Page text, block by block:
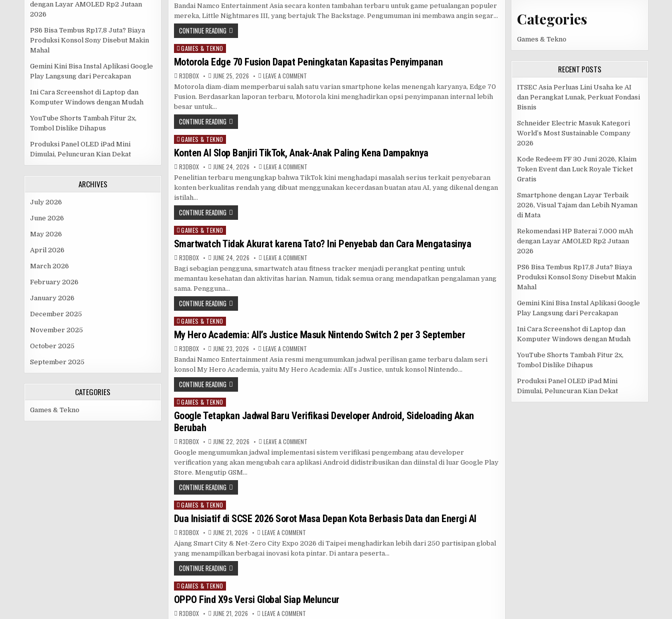
dengan Layar AMOLED Rp2 Jutaan
2026
PS6 Bisa Tembus Rp17,8 Juta? Biaya
Produksi Konsol Sony Disebut Makin
Mahal
Gemini Kini Bisa Instal Aplikasi Google
Play Langsung dari Percakapan
Ini Cara Screenshot di Laptop dan
Komputer Windows dengan Mudah
YouTube Shorts Tambah Fitur 2x,
Tombol Dislike Dihapus
Produksi Panel OLED iPad Mini
Dimulai, Peluncuran Kian Dekat
ARCHIVES
July 2026
June 2026
May 2026
April 2026
March 2026
February 2026
January 2026
December 2025
November 2025
October 2025
September 2025
CATEGORIES
Games & Tekno
NIGHTMARES
III
PUNYA
Bandai Namco Entertainment Asia secara konten tambahan terbaru untuk game petualangan populer
mereka, Little Nightmares III, yang bertajuk The Backstage. Pengumuman ini membawa angin segar…
CONTINUE READING
Posted
in
GAMES & TEKNO
Motorola Edge 70 Fusion Dapat Peningkatan Kapasitas Penyimpanan
R3DB0X JUNE 25, 2026 LEAVE A COMMENTON
EDGE
70
FUSION
Motorola diam-diam memperbarui salah satu varian smartphone kelas menengah karyanya, Edge 70
Fusion. Berdasarkan laporan terbaru, Motorola kini menghadirkan opsi penyimpanan internal lebih
besar untuk…
CONTINUE READING
Posted
in
GAMES & TEKNO
Konten AI Slop Banjiri TikTok, Anak-Anak Paling Kena Dampaknya
R3DB0X JUNE 24, 2026 LEAVE A COMMENTON
AI
BANJIRI
Penelitian terbaru mengungkap bahwa TikTok kini menghadapi masalah serius terkait penyebaran
konten berkualitas rendah yang dibuat menggunakan kecerdasan buatan atau AI, yang dikenal dengan
istilah…
CONTINUE READING
Posted
in
GAMES & TEKNO
Smartwatch Tidak Akurat karena Tato? Ini Penyebab dan Cara Mengatasinya
R3DB0X JUNE 24, 2026 LEAVE A COMMENTON
TIDAK
AKURAT
KARENA
Bagi sebagian pengguna, smartwatch atau fitness tracker menjadi perangkat penting untuk
memantau kesehatan dan aktivitas harian. Namun, tidak semua orang mendapatkan pengalaman yang
sama. Pengguna…
CONTINUE READING
Posted
in
GAMES & TEKNO
My Hero Academia: All’s Justice Masuk Nintendo Switch 2 per 3 September
R3DB0X JUNE 23, 2026 LEAVE A COMMENTON
HERO
ACADEMIA:
ALL’S
3
SEPTEMBER
Bandai Namco Entertainment Asia resmi mengumumkan jadwal perilisan game terbaru dalam seri
konsol My Hero Academia, yaitu My Hero Academia: All’s Justice, untuk konsol Nintendo…
CONTINUE READING
Posted
in
GAMES & TEKNO
Google Tetapkan Jadwal Baru Verifikasi Developer Android, Sideloading Akan
Berubah
R3DB0X JUNE 22, 2026 LEAVE A COMMENTON
TETAPKAN
JADWAL
BARU
Google mengumumkan jadwal implementasi sistem verifikasi pengembang atau developer
verification yang akan mengubah cara aplikasi Android didistribusikan dan diinstal di luar Google Play
Store. Mengutip GSM…
CONTINUE READING
Posted
in
GAMES & TEKNO
Dua Inisiatif di SCSE 2026 Sorot Masa Depan Kota Berbasis Data dan Energi AI
R3DB0X JUNE 21, 2026 LEAVE A COMMENTON
INISIATIF
SCSE
DATA
DAN
ENERGI
Ajang Smart City & Net-Zero City Expo 2026 di Taipei menghadirkan lebih dari 250 partisipan global
yang menampilkan berbagai inovasi kota pintar. Di antara peserta…
CONTINUE READING
Posted
in
GAMES & TEKNO
OPPO Find X9s Versi Global Siap Meluncur
R3DB0X JUNE 21, 2026 LEAVE A COMMENTON
Categories
Games & Tekno
RECENT POSTS
ITSEC Asia Perluas Lini Usaha ke AI
dan Perangkat Lunak, Perkuat Fondasi
Bisnis
Schneider Electric Masuk Kategori
World’s Most Sustainable Company
2026
Kode Redeem FF 30 Juni 2026, Klaim
Token Event dan Luck Royale Ticket
Gratis
Smartphone dengan Layar Terbaik
2026, Visual Tajam dan Lebih Nyaman
di Mata
Rekomendasi HP Baterai 7.000 mAh
dengan Layar AMOLED Rp2 Jutaan
2026
PS6 Bisa Tembus Rp17,8 Juta? Biaya
Produksi Konsol Sony Disebut Makin
Mahal
Gemini Kini Bisa Instal Aplikasi Google
Play Langsung dari Percakapan
Ini Cara Screenshot di Laptop dan
Komputer Windows dengan Mudah
YouTube Shorts Tambah Fitur 2x,
Tombol Dislike Dihapus
Produksi Panel OLED iPad Mini
Dimulai, Peluncuran Kian Dekat